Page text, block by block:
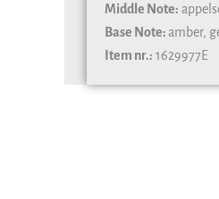
Middle Note:
Base Note:amber,
Item nr.: 1629977E